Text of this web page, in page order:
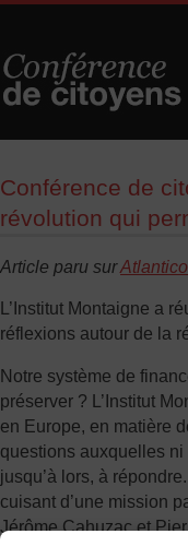
Conférence de
révolution qui
Article paru surAtlantico
L’Institut Montaigne a
réflexions autour de la
Notre système de
préserver ? L’Institut
en Europe, en matière
questions auxquelles
jusqu’à lors, à
cuisant d’une mission
Jérôme Cahuzac et